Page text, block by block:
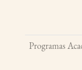
Programas
Buscar